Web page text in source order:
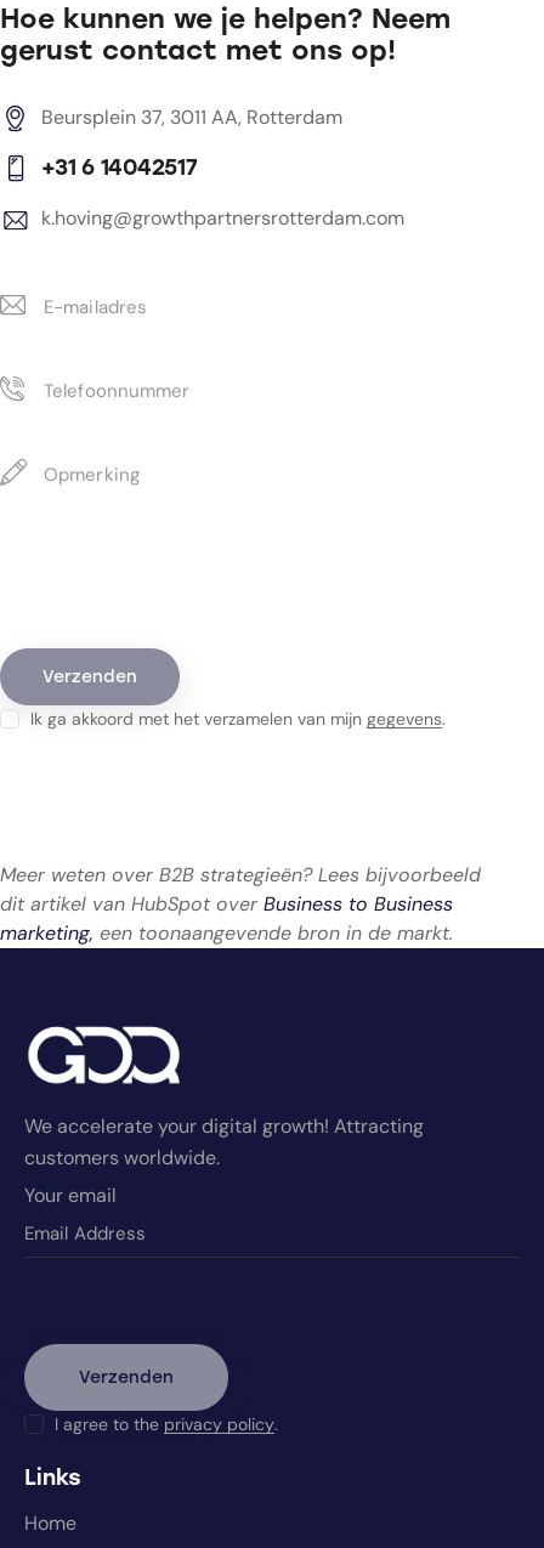
Hoe kunnen we je helpen? Neem
gerust contact met ons op!
Beursplein 37, 3011 AA, Rotterdam
+31 6 14042517
k.hoving@growthpartnersrotterdam.com
Ik ga akkoord met het verzamelen van mijngegevens.
Meer weten over B2B strategieën? Lees bijvoorbeeld
dit artikel van HubSpot over Business to Business
marketing, een toonaangevende bron in de markt.
We accelerate your digital growth! Attracting
customers worldwide.
Your email
I agree to the privacy policy.
Links
Home